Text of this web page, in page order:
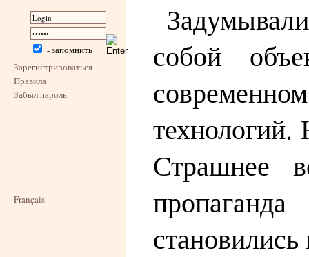
- запомнить
Зарегистрироваться
Правила
Забыл пароль
Français
собой
Страшнее